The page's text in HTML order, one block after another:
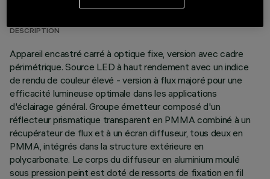
DESCRIPTION
Appareil encastré carré à optique fixe, version avec cadre
périmétrique. Source LED à haut rendement avec un indice
de rendu de couleur élevé - version à flux majoré pour une
efficacité lumineuse optimale dans les applications
d'éclairage général. Groupe émetteur composé d'un
réflecteur prismatique transparent en PMMA combiné à un
récupérateur de flux et à un écran diffuseur, tous deux en
PMMA, intégrés dans la structure extérieure en
polycarbonate. Le corps du diffuseur en aluminium moulé
sous pression peint est doté de ressorts de fixation en fil